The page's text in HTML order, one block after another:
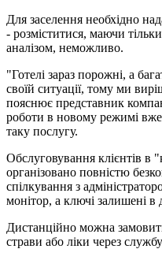
Для заселення необхідно
- розміститися, маючи
аналізом, неможливо.
"Готелі зараз порожні, а
своїй ситуації, тому ми
пояснює представник
роботи в новому режимі
таку послугу.
Обслуговування клієнтів в
організовано повністю
спілкування з
монітор, а ключі залишені в
Дистанційно можна
страви або ліки через